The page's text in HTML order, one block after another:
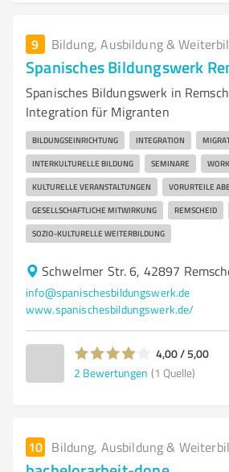
9 Bildung, Ausbildung &
Spanisches Bildungswerk
Spanisches Bildungswerk in
Integration für Migranten
BILDUNGSEINRICHTUNG INTEGRATION
INTERKULTURELLE BILDUNG SEMINARE
KULTURELLE VERANSTALTUNGEN VORURTEILE
GESELLSCHAFTLICHE MITWIRKUNG REMSCHEID
SOZIO-KULTURELLE WEITERBILDUNG
Schwelmer Str. 6, 42897
info@spanischesbildungswerk.de
www.spanischesbildungswerk.de/
4,00 / 5,00
2 Bewertungen (1 Quelle)
10 Bildung, Ausbildung &